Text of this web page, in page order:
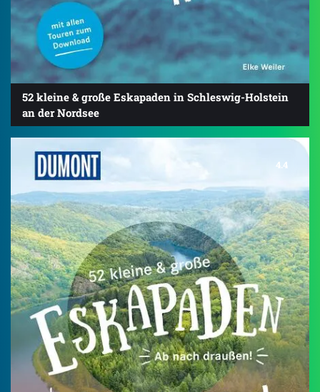
52 kleine & große Eskapaden in Schleswig-Holstein
an der Nordsee
4.4